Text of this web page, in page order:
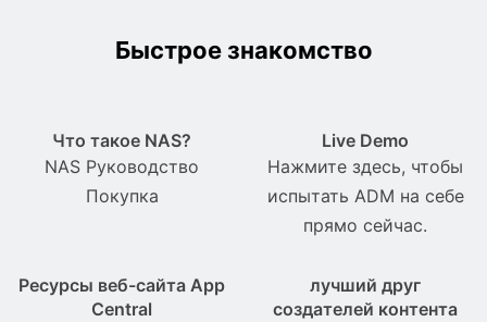
Быстрое знакомство
Что такое NAS?
NAS Pуководство
Покупка
Live Demo
Нажмите здесь, чтобы
испытать ADM на себе
прямо сейчас.
Ресурсы веб-сайта App
Central
лучший друг
создателей контента